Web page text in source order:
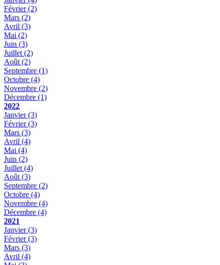
Février(2)
Mars (2)
Avril (3)
Mai (2)
Juin (3)
Juillet (2)
Août (2)
Septembre (1)
Octobre (4)
Novembre (2)
Décembre (1)
2022
Janvier(3)
Février(3)
Mars (3)
Avril (4)
Mai (4)
Juin (2)
Juillet (4)
Août (3)
Septembre (2)
Octobre (4)
Novembre (4)
Décembre (4)
2021
Janvier(3)
Février(3)
Mars (3)
Avril (4)